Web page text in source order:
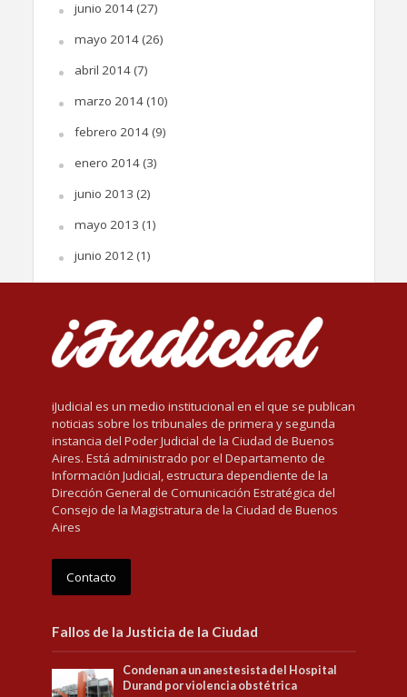
junio 2014(27)
mayo 2014(26)
abril 2014(7)
marzo 2014(10)
febrero 2014(9)
enero 2014(3)
junio 2013 (2)
mayo 2013 (1)
junio 2012(1)
iJudicial es un medio institucional en el que se publican
noticias sobre los tribunales de primera y segunda
instancia del Poder Judicial de la Ciudad de Buenos
Aires. Está administrado por el Departamento de
Información Judicial, estructura dependiente de la
Dirección General de Comunicación Estratégica del
Consejo de la Magistratura de la Ciudad de Buenos
Aires
Contacto
Fallos de la Justicia de la Ciudad
Condenan a un anestesista del Hospital
Durand por violencia obstétrica